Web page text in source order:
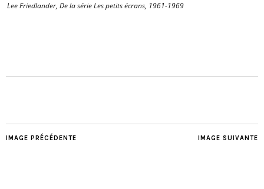
Lee Friedlander, De la série Les petits écrans, 1961-1969
IMAGE SUIVANTE
IMAGE PRÉCÉDENTE